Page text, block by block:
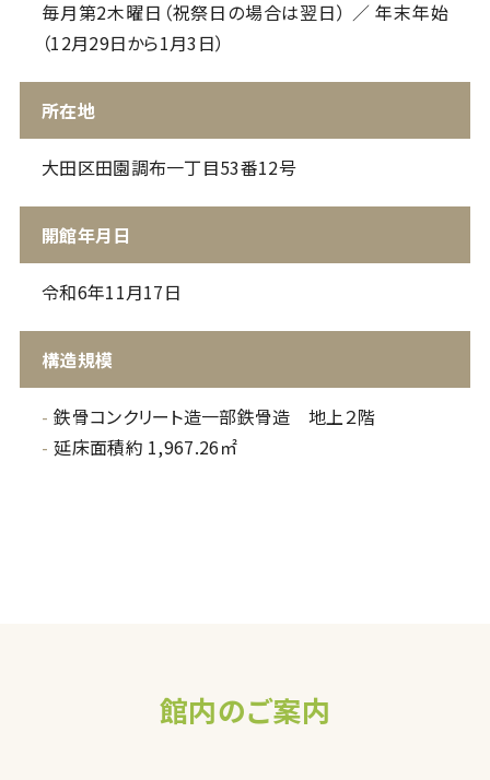
毎月第2木曜日（祝祭日の場合は翌日） ／ 年末年始
（12月29日から1月3日）
所在地
大田区田園調布一丁目53番12号
開館年月日
令和6年11月17日
構造規模
鉄骨コンクリート造一部鉄骨造 地上２階
延床面積約 1,967.26㎡
館内のご案内